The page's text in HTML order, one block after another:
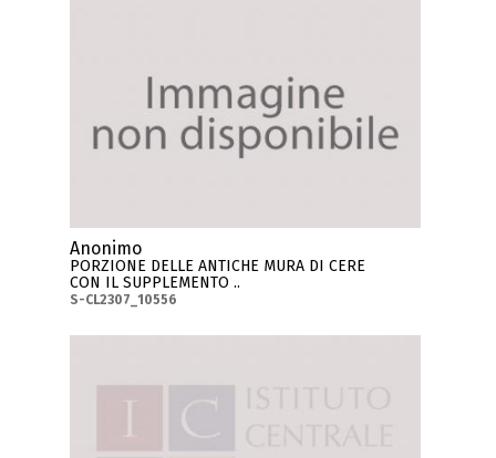
Anonimo
PORZIONE DELLE ANTICHE MURA DI CERE
CON IL SUPPLEMENTO ..
S-CL2307_10556